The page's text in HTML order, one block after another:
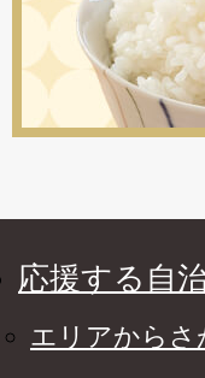
応援する自
エリアからさ